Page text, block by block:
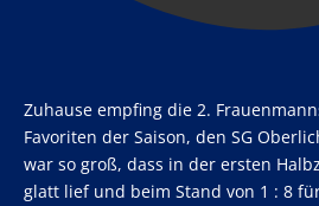
Zuhause empfing die 2.
Favoriten der Saison, den SG
war so groß, dass in der ersten
glatt lief und beim Stand von 1 : 8